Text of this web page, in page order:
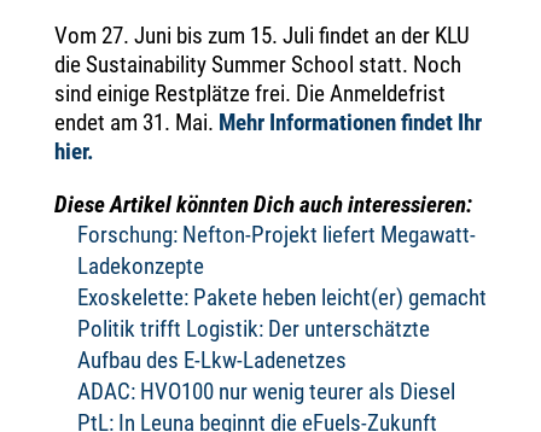
Vom 27. Juni bis zum 15. Juli findet an der KLU
die Sustainability Summer School statt. Noch
sind einige Restplätze frei. Die Anmeldefrist
endet am 31. Mai. Mehr Informationen findet Ihr
hier.
Diese Artikel könnten Dich auch interessieren:
Forschung: Nefton-Projekt liefert Megawatt-
Ladekonzepte
Exoskelette: Pakete heben leicht(er) gemacht
Politik trifft Logistik: Der unterschätzte
Aufbau des E-Lkw-Ladenetzes
ADAC: HVO100 nur wenig teurer als Diesel
PtL: In Leuna beginnt die eFuels-Zukunft